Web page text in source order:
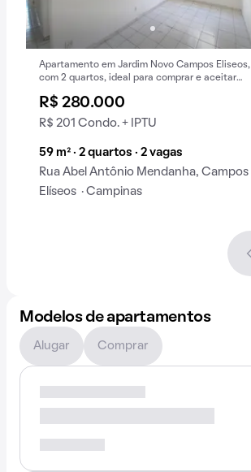
Apartamento em Jardim Novo Campos Eliseos,
com 2 quartos, ideal para comprar e aceitar
R$ 280.000
R$ 201 Condo. + IPTU
59 m² · 2 quartos · 2 vagas
Rua Abel Antônio Mendanha, Campos
Elíseos · Campinas
Modelos de apartamentos
Alugar Comprar